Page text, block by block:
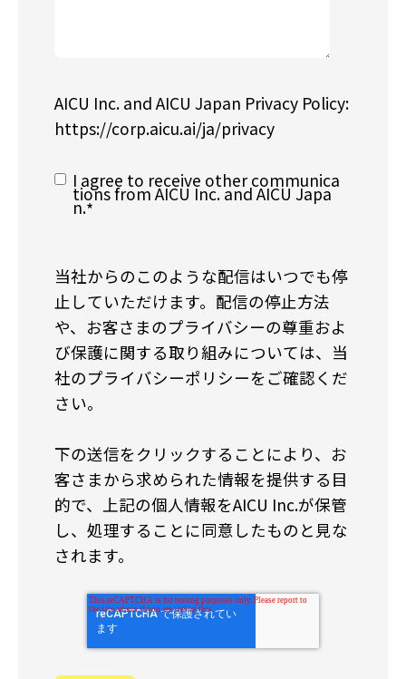
AICU Inc. and AICU Japan Privacy Policy:
https://corp.aicu.ai/ja/privacy
I agree to receive other communica
tions from AICU Inc. and AICU Japa
n.*
当社からのこのような配信はいつでも停
止していただけます。配信の停止方法
や、お客さまのプライバシーの尊重およ
び保護に関する取り組みについては、当
社のプライバシーポリシーをご確認くだ
さい。
下の送信をクリックすることにより、お
客さまから求められた情報を提供する目
的で、上記の個人情報をAICU Inc.が保管
し、処理することに同意したものと見な
されます。